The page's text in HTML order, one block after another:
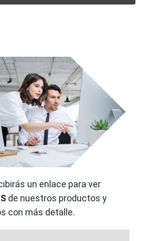
un enlace para ver
de nuestros productos y
con más detalle.